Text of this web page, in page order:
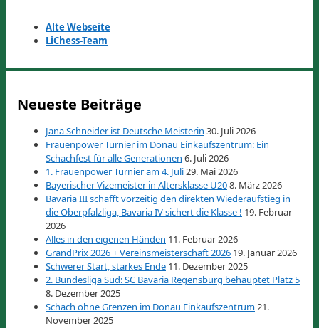
Alte Webseite
LiChess-Team
Neueste Beiträge
Jana Schneider ist Deutsche Meisterin 30. Juli 2026
Frauenpower Turnier im Donau Einkaufszentrum: Ein
Schachfest für alle Generationen 6. Juli 2026
1. Frauenpower Turnier am 4. Juli29. Mai 2026
Bayerischer Vizemeister in Altersklasse U208. März 2026
Bavaria III schafft vorzeitig den direkten Wiederaufstieg in
die Oberpfalzliga, Bavaria IV sichert die Klasse ! 19. Februar
2026
Alles in den eigenen Händen 11. Februar 2026
GrandPrix 2026 + Vereinsmeisterschaft 2026 19. Januar 2026
Schwerer Start, starkes Ende 11. Dezember 2025
2. Bundesliga Süd: SC Bavaria Regensburg behauptet Platz 5
8. Dezember 2025
Schach ohne Grenzen im Donau Einkaufszentrum21.
November 2025